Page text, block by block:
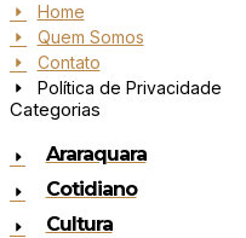
Home
Quem Somos
Contato
Política de Privacidade
Categorias
Araraquara
Cotidiano
Cultura